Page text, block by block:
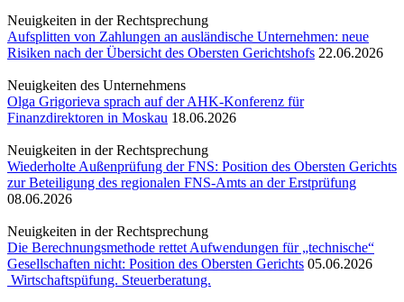
Neuigkeiten in der Rechtsprechung
Aufsplitten von Zahlungen an ausländische Unternehmen: neue
Risiken nach der Übersicht des Obersten Gerichtshofs 22.06.2026
Neuigkeiten des Unternehmens
Olga Grigorieva sprach auf der AHK-Konferenz für
Finanzdirektoren in Moskau 18.06.2026
Neuigkeiten in der Rechtsprechung
Wiederholte Außenprüfung der FNS: Position des Obersten Gerichts
zur Beteiligung des regionalen FNS-Amts an der Erstprüfung
08.06.2026
Neuigkeiten in der Rechtsprechung
Die Berechnungsmethode rettet Aufwendungen für „technische“
Gesellschaften nicht: Position des Obersten Gerichts 05.06.2026
Wirtschaftspüfung. Steuerberatung.